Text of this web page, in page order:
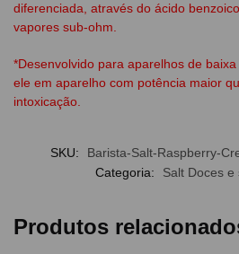
diferenciada, através do ácido
vapores sub-ohm.
*Desenvolvido para aparelhos de baixa
ele em aparelho com potência maior
intoxicação.
SKU:
Barista-Salt-Raspberry-
Categoria:
Salt Doces
Produtos